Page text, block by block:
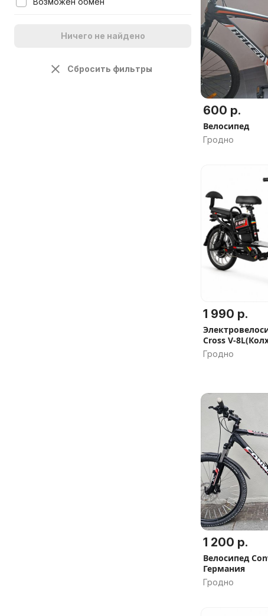
Ничего не найдено
Сбросить фильтры
600 р.
Велосипед
Гродно
1 990 р.
Cross V-
48/20. 6
Скидка
Гродно
1 200 р.
Велосипед
Германия
Гродно